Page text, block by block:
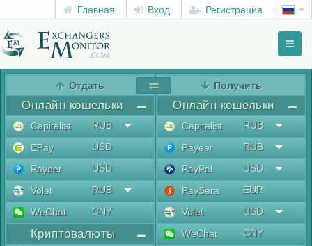
Главная Вход Регистрация
Отдать
Онлайн кошельки
Capitalist
RUB
EPay
USD
Payeer
USD
Volet
RUB
WeChat
CNY
Криптовалюты
Получить
Онлайн кошельки
Capitalist
RUB
Payeer
RUB
PayPal
USD
PaySera
EUR
Volet
USD
WeChat
CNY